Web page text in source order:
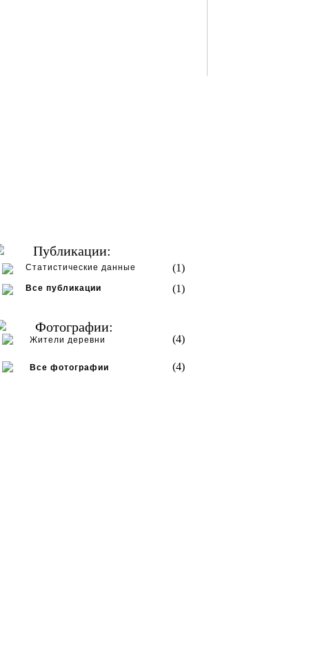
Публикации:
Статистические данные (1)
Все публикации (1)
Фотографии:
Жители деревни (4)
Все фотографии (4)